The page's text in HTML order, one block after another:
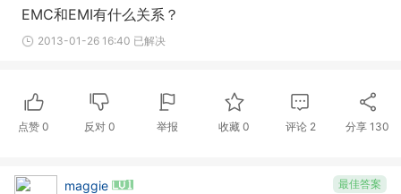
EMC和EMI有什么关系？
2013-01-26 16:40 已解决
点赞 0 反对0 举报 收藏 0 评论 2 分享130
最佳答案
maggie